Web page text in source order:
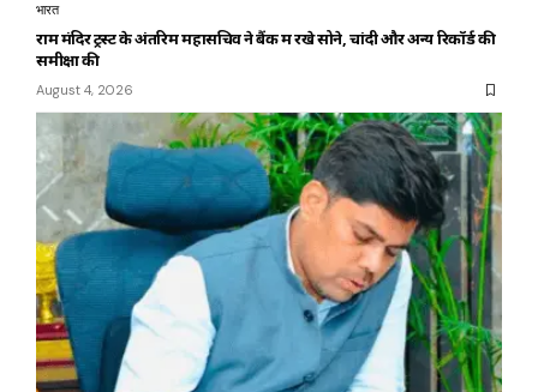
भारत
राम मंदिर ट्रस्ट के अंतरिम महासचिव ने बैंक में रखे सोने, चांदी और अन्य रिकॉर्ड की
समीक्षा की
August 4, 2026